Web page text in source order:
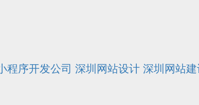
程序开发公司 深圳网站设计 深圳网站